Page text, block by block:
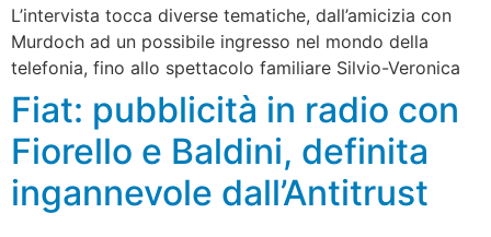
L’intervista tocca diverse tematiche, dall’amicizia con
Murdoch ad un possibile ingresso nel mondo della
telefonia, fino allo spettacolo familiare Silvio-Veronica
Fiat: pubblicità in radio con
Fiorello e Baldini, definita
ingannevole dall’Antitrust